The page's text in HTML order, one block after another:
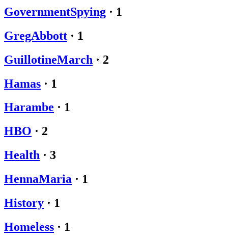
GovernmentSpying · 1
GregAbbott · 1
GuillotineMarch · 2
Hamas · 1
Harambe · 1
HBO · 2
Health · 3
HennaMaria · 1
History · 1
Homeless · 1